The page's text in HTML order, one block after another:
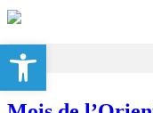
Ouvrir la